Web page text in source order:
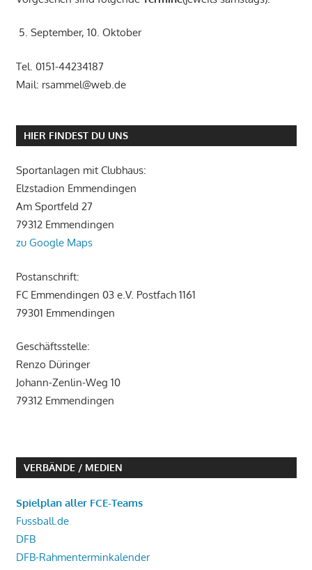
5. September, 10. Oktober
Tel. 0151-44234187
Mail: rsammel@web.de
HIER FINDEST DU UNS
Sportanlagen mit Clubhaus:
Elzstadion Emmendingen
Am Sportfeld 27
79312 Emmendingen
zu Google Maps
Postanschrift:
FC Emmendingen 03 e.V. Postfach 1161
79301 Emmendingen
Geschäftsstelle:
Renzo Düringer
Johann-Zenlin-Weg 10
79312 Emmendingen
VERBÄNDE / MEDIEN
Spielplan aller FCE-Teams
Fussball.de
DFB
DFB-Rahmenterminkalender